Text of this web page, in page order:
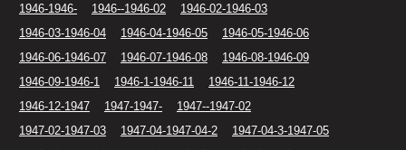
1946-1946-
1946--1946-02
1946-02-1946-03
1946-03-1946-04
1946-04-1946-05
1946-05-1946-06
1946-06-1946-07
1946-07-1946-08
1946-08-1946-09
1946-09-1946-1
1946-1-1946-11
1946-11-1946-12
1946-12-1947
1947-1947-
1947--1947-02
1947-02-1947-03
1947-04-1947-04-2
1947-04-3-1947-05